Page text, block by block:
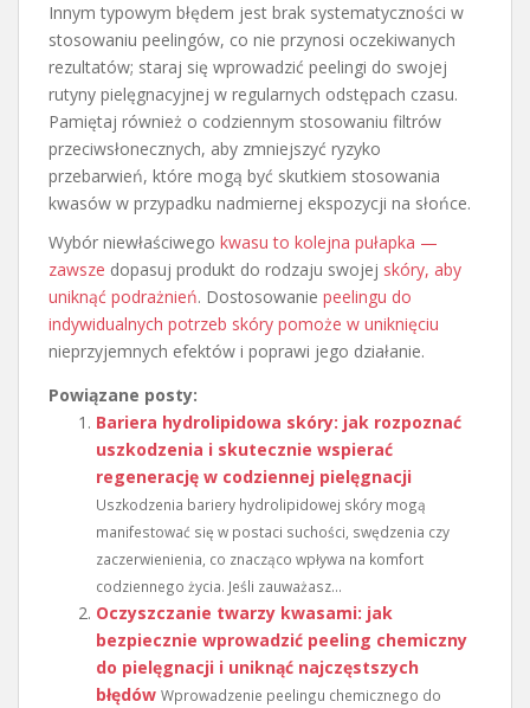
Innym typowym błędem jest brak systematyczności w
stosowaniu peelingów, co nie przynosi oczekiwanych
rezultatów; staraj się wprowadzić peelingi do swojej
rutyny pielęgnacyjnej w regularnych odstępach czasu.
Pamiętaj również o codziennym stosowaniu filtrów
przeciwsłonecznych, aby zmniejszyć ryzyko
przebarwień, które mogą być skutkiem stosowania
kwasów w przypadku nadmiernej ekspozycji na słońce.
Wybór niewłaściwego kwasu to kolejna pułapka —
zawsze dopasuj produkt do rodzaju swojej skóry, aby
uniknąć podrażnień. Dostosowanie peelingu do
indywidualnych potrzeb skóry pomoże w uniknięciu
nieprzyjemnych efektów i poprawi jego działanie.
Powiązane posty:
Bariera hydrolipidowa skóry: jak rozpoznać
uszkodzenia i skutecznie wspierać
regenerację w codziennej pielęgnacji
Uszkodzenia bariery hydrolipidowej skóry mogą
manifestować się w postaci suchości, swędzenia czy
zaczerwienienia, co znacząco wpływa na komfort
codziennego życia. Jeśli zauważasz...
Oczyszczanie twarzy kwasami: jak
bezpiecznie wprowadzić peeling chemiczny
do pielęgnacji i uniknąć najczęstszych
błędów Wprowadzenie peelingu chemicznego do